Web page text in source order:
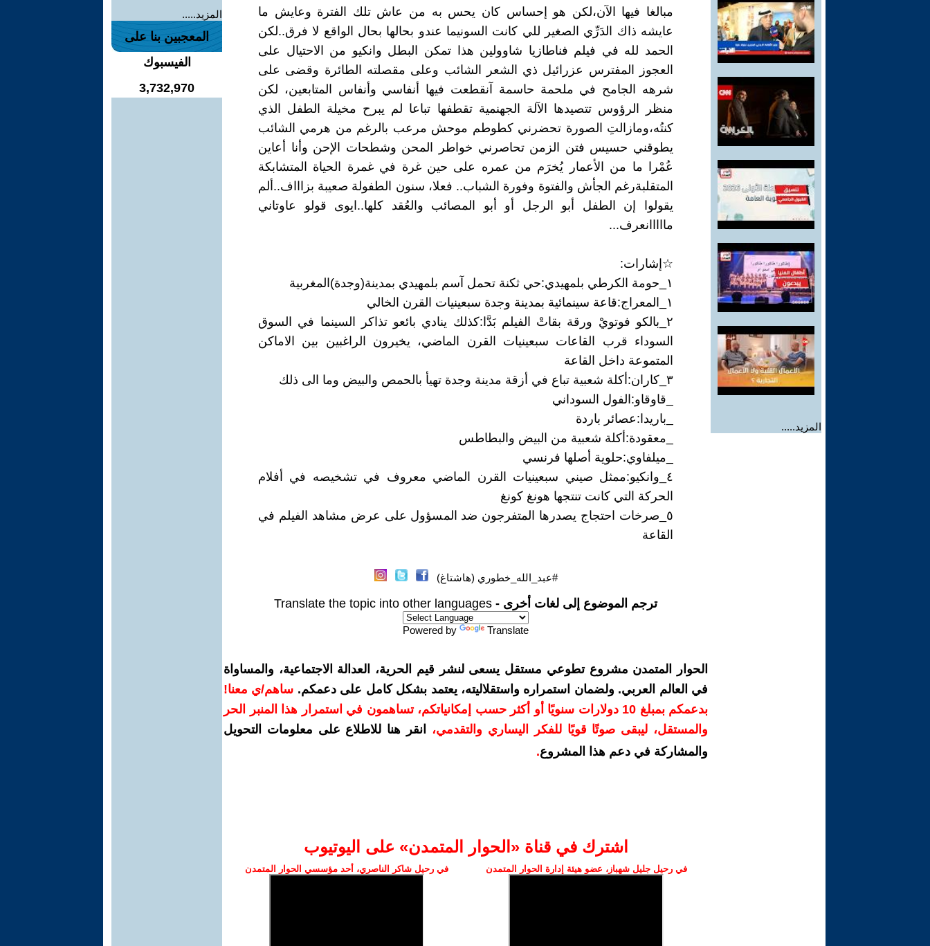
المزيد.....
مبالغا فيها الآن،لكن هو إحساس كان يحس به من عاش تلك الفترة وعايش ما
عايشه ذاك الدَرِّي الصغير للي كانت السونيما عندو بحالها بحال الواقع لا فرق..لكن
الحمد لله في فيلم فناطازيا شاوولين هذا تمكن البطل وانكيو من الاحتيال على
العجوز المفترس عزرائيل ذي الشعر الشائب وعلى مقصلته الطائرة وقضى على
شرهه الجامح في ملحمة حاسمة آنقطعت فيها أنفاسي وأنفاس المتابعين، لكن
منظر الرؤوس تتصيدها الآلة الجهنمية تقطفها تباعا لم يبرح مخيلة الطفل الذي
كنتُه،ومازالتِ الصورة تحضرني كطوطم موحش مرعب بالرغم من هرمي الشائب
يطوقني حسيس فتن الزمن تحاصرني خواطر المحن وشطحات الإحن وأنا أعاين
عُمْرا ما من الأعمار يُخرَم من عمره على حين غرة في غمرة الحياة المتشابكة
المتقلبةرغم الجأش والفتوة وفورة الشباب.. فعلا، سنون الطفولة صعيبة بزاااف..ألم
يقولوا إن الطفل أبو الرجل أو أبو المصائب والعُقد كلها..ايوى قولو عاوتاني
مااااانعرف...
☆إشارات:
١_حومة الكرطي بلمهيدي:حي ثكنة تحمل آسم بلمهيدي بمدينة(وجدة)المغربية
١_المعراج:قاعة سينمائية بمدينة وجدة سبعينيات القرن الخالي
٢_بالكو فوتويْ ورقة بقاتْ الفيلم بَدَّا:كذلك ينادي بائعو تذاكر السينما في السوق
السوداء قرب القاعات سبعينيات القرن الماضي، يخيرون الراغبين بين الاماكن
المتموعة داخل القاعة
٣_كاران:أكلة شعبية تباع في أزقة مدينة وجدة تهيأ بالحمص والبيض وما الى ذلك
_قاوقاو:الفول السوداني
_باريدا:عصائر باردة
_معقودة:أكلة شعبية من البيض والبطاطس
_ميلفاوي:حلوية أصلها فرنسي
٤_وانكيو:ممثل صيني سبعينيات القرن الماضي معروف في تشخيصه في أفلام
الحركة التي كانت تنتجها هونغ كونغ
٥_صرخات احتجاج يصدرها المتفرجون ضد المسؤول على عرض مشاهد الفيلم في
القاعة
#عبد_الله_خطوري (هاشتاغ)
ترجم الموضوع إلى لغات أخرى - Translate the topic into other languages
Powered by Translate
الحوار المتمدن مشروع تطوعي مستقل يسعى لنشر قيم الحرية، العدالة الاجتماعية، والمساواة
في العالم العربي. ولضمان استمراره واستقلاليته، يعتمد بشكل كامل على دعمكم. ساهم/ي معنا!
بدعمكم بمبلغ 10 دولارات سنويًا أو أكثر حسب إمكانياتكم، تساهمون في استمرار هذا المنبر الحر
والمستقل، ليبقى صوتًا قويًا للفكر اليساري والتقدمي،
انقر هنا للاطلاع على معلومات التحويل
والمشاركة في دعم هذا المشروع.
اشترك في قناة ‫«الحوار المتمدن» على اليوتيوب
في رحيل جليل شهباز، عضو هيئة إدارة الحوار المتمدن في رحيل شاكر الناصري، أحد مؤسسي الحوار المتمدن
المزيد.....
المعجبين بنا على
الفيسبوك
3,732,970